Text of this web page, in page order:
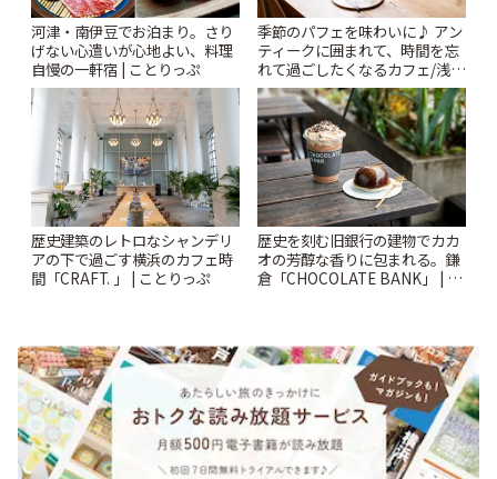
河津・南伊豆でお泊まり。さり
げない心遣いが心地よい、料理
自慢の一軒宿 | ことりっぷ
季節のパフェを味わいに♪ アン
ティークに囲まれて、時間を忘
れて過ごしたくなるカフェ/浅草
「annorum cafe」 | ことりっぷ
歴史建築のレトロなシャンデリ
アの下で過ごす横浜のカフェ時
間「CRAFT. 」 | ことりっぷ
歴史を刻む旧銀行の建物でカカ
オの芳醇な香りに包まれる。鎌
倉「CHOCOLATE BANK」 | こ